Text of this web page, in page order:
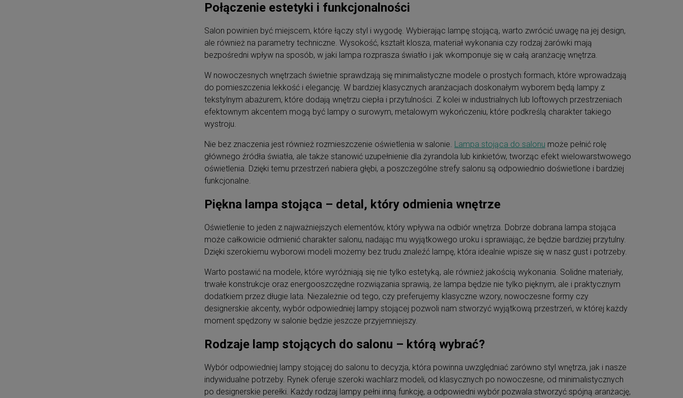
Połączenie estetyki i funkcjonalności
Salon powinien być miejscem, które łączy styl i wygodę. Wybierając lampę stojącą, warto zwrócić uwagę na jej design,
ale również na parametry techniczne. Wysokość, kształt klosza, materiał wykonania czy rodzaj żarówki mają
bezpośredni wpływ na sposób, w jaki lampa rozprasza światło i jak wkomponuje się w całą aranżację wnętrza.
W nowoczesnych wnętrzach świetnie sprawdzają się minimalistyczne modele o prostych formach, które wprowadzają
do pomieszczenia lekkość i elegancję. W bardziej klasycznych aranżacjach doskonałym wyborem będą lampy z
tekstylnym abażurem, które dodają wnętrzu ciepła i przytulności. Z kolei w industrialnych lub loftowych przestrzeniach
efektownym akcentem mogą być lampy o surowym, metalowym wykończeniu, które podkreślą charakter takiego
wystroju.
Nie bez znaczenia jest również rozmieszczenie oświetlenia w salonie. Lampa stojąca do salonu może pełnić rolę
głównego źródła światła, ale także stanowić uzupełnienie dla żyrandola lub kinkietów, tworząc efekt wielowarstwowego
oświetlenia. Dzięki temu przestrzeń nabiera głębi, a poszczególne strefy salonu są odpowiednio doświetlone i bardziej
funkcjonalne.
Piękna lampa stojąca – detal, który odmienia wnętrze
Oświetlenie to jeden z najważniejszych elementów, który wpływa na odbiór wnętrza. Dobrze dobrana lampa stojąca
może całkowicie odmienić charakter salonu, nadając mu wyjątkowego uroku i sprawiając, że będzie bardziej przytulny.
Dzięki szerokiemu wyborowi modeli możemy bez trudu znaleźć lampę, która idealnie wpisze się w nasz gust i potrzeby.
Warto postawić na modele, które wyróżniają się nie tylko estetyką, ale również jakością wykonania. Solidne materiały,
trwałe konstrukcje oraz energooszczędne rozwiązania sprawią, że lampa będzie nie tylko pięknym, ale i praktycznym
dodatkiem przez długie lata. Niezależnie od tego, czy preferujemy klasyczne wzory, nowoczesne formy czy
designerskie akcenty, wybór odpowiedniej lampy stojącej pozwoli nam stworzyć wyjątkową przestrzeń, w której każdy
moment spędzony w salonie będzie jeszcze przyjemniejszy.
Rodzaje lamp stojących do salonu – którą wybrać?
Wybór odpowiedniej lampy stojącej do salonu to decyzja, która powinna uwzględniać zarówno styl wnętrza, jak i nasze
indywidualne potrzeby. Rynek oferuje szeroki wachlarz modeli, od klasycznych po nowoczesne, od minimalistycznych
po designerskie perełki. Każdy rodzaj lampy pełni inną funkcję, a odpowiedni wybór pozwala stworzyć spójną aranżację,